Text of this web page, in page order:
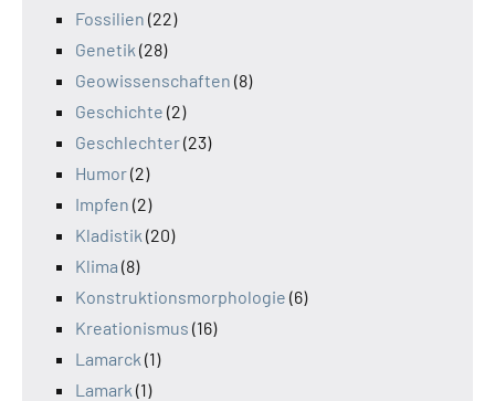
Fossilien (22)
Genetik (28)
Geowissenschaften (8)
Geschichte (2)
Geschlechter(23)
Humor(2)
Impfen (2)
Kladistik (20)
Klima (8)
Konstruktionsmorphologie (6)
Kreationismus (16)
Lamarck (1)
Lamark (1)